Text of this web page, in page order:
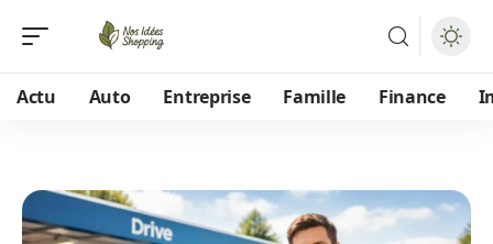
Actu Auto Entreprise Famille Finance